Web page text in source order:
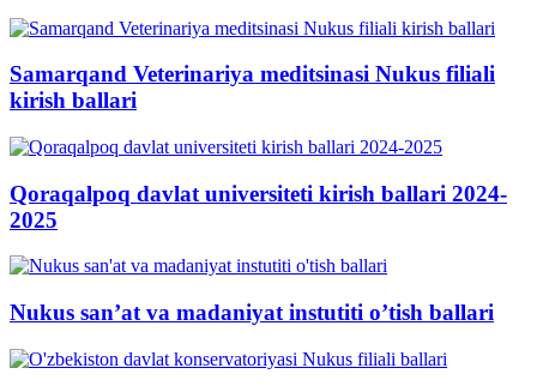
Samarqand Veterinariya meditsinasi Nukus filiali
kirish ballari
Qoraqalpoq davlat universiteti kirish ballari 2024-
2025
Nukus san’at va madaniyat instutiti o’tish ballari